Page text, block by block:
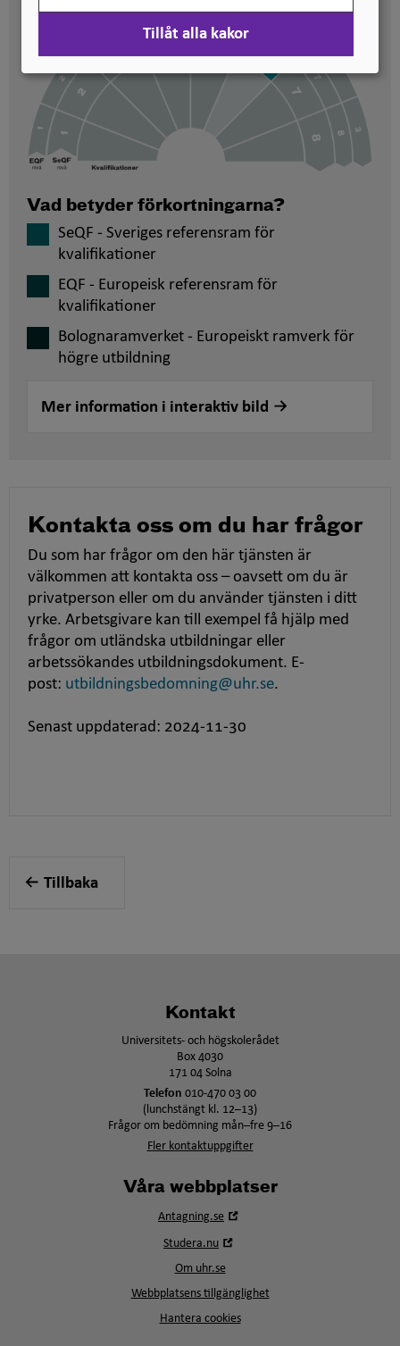
Vad betyder förkortningarna?
SeQF - Sveriges referensram för
kvalifikationer
EQF - Europeisk referensram för
kvalifikationer
Bolognaramverket - Europeiskt ramverk för
högre utbildning
Mer information i interaktiv bild
Kontakta oss om du har frågor
Du som har frågor om den här tjänsten är
välkommen att kontakta oss – oavsett om du är
privatperson eller om du använder tjänsten i ditt
yrke. Arbetsgivare kan till exempel få hjälp med
frågor om utländska utbildningar eller
arbetssökandes utbildningsdokument. E-
post: utbildningsbedomning@uhr.se.
Senast uppdaterad: 2024-11-30
Tillbaka
Kontakt
Universitets- och högskolerådet
Box 4030
171 04 Solna
Telefon 010-470 03 00
(lunchstängt kl. 12–13)
Frågor om bedömning mån–fre 9–16
Fler kontaktuppgifter
Våra webbplatser
Antagning.se
Studera.nu
fönster
Om uhr.se
Webbplatsens tillgänglighet
Hantera cookies
Tillåt alla kakor